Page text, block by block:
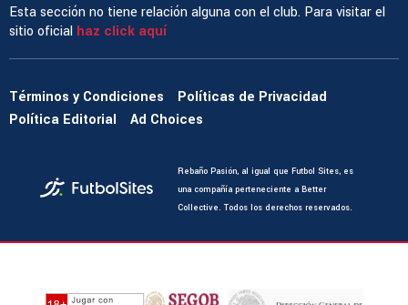
Esta sección no tiene relación alguna con el club. Para visitar el
sitio oficial haz click aquí
Términos y Condiciones
Políticas de Privacidad
Política Editorial
Ad Choices
Rebaño Pasión, al igual que Futbol Sites, es
una compañía perteneciente a Better
Collective. Todos los derechos reservados.